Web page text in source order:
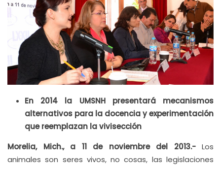
En 2014 la UMSNH presentará mecanismos
alternativos para la docencia y experimentación
que reemplazan la vivisección
Morelia, Mich., a 11 de noviembre del 2013.-Los
animales son seres vivos, no cosas, las legislaciones